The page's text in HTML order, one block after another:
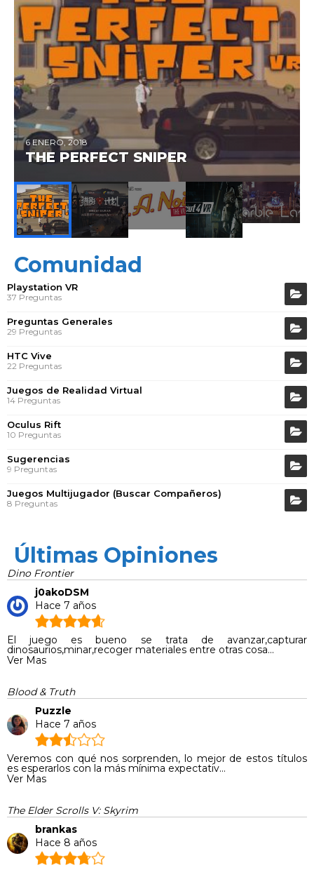
6 ENERO, 2018
THE PERFECT SNIPER
Comunidad
Playstation VR
37 Preguntas
Preguntas Generales
29 Preguntas
HTC Vive
22 Preguntas
Juegos de Realidad Virtual
14 Preguntas
Oculus Rift
10 Preguntas
Sugerencias
9 Preguntas
Juegos Multijugador (Buscar Compañeros)
8 Preguntas
Últimas Opiniones
Dino Frontier
j0akoDSM
Hace 7 años
El juego es bueno se trata de avanzar,capturar
dinosaurios,minar,recoger materiales entre otras cosa...
Ver Mas
Blood & Truth
Puzzle
Hace 7 años
Veremos con qué nos sorprenden, lo mejor de estos títulos
es esperarlos con la más mínima expectativ...
Ver Mas
The Elder Scrolls V: Skyrim
brankas
Hace 8 años